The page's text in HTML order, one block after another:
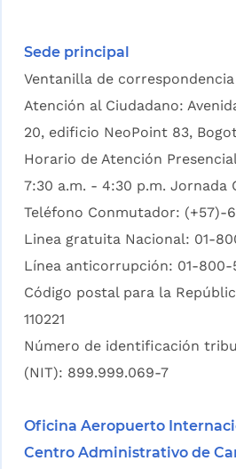
Sede principal
Ventanilla de
Atención al Ciudadano:
20, edificio NeoPoint 83,
Horario de Atención
7:30 a.m. - 4:30 p.m. Jornada
Teléfono Conmutador: (+57)-
Linea gratuita Nacional: 01-
Línea anticorrupción: 01-800-
Código postal para la
110221
Número de identificación
(NIT): 899.999.069-7
Oficina Aeropuerto
Centro Administrativo de